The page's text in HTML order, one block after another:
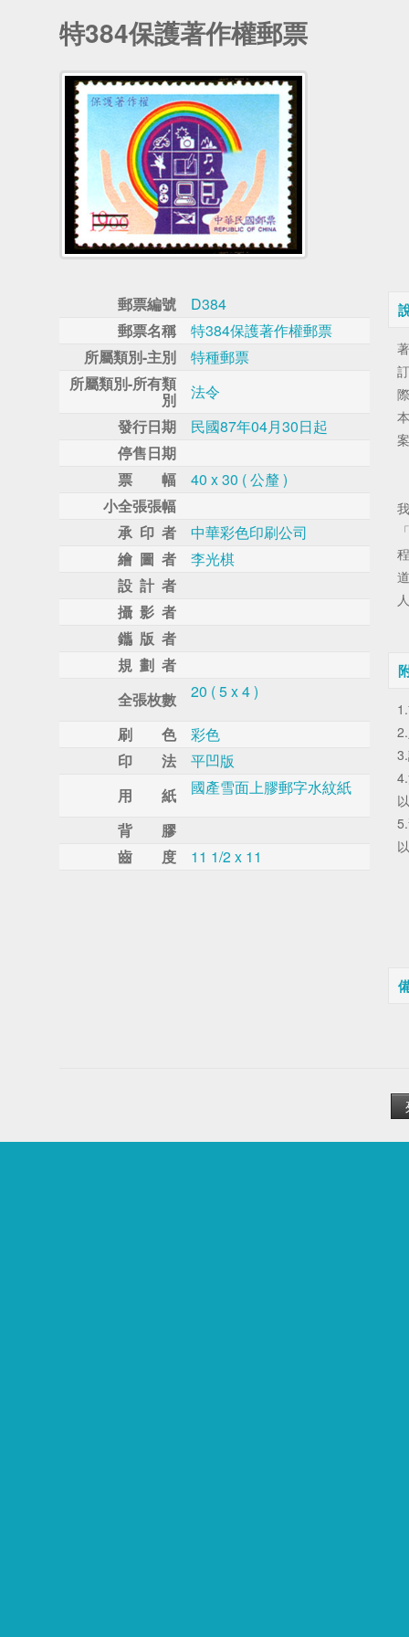
特384保護著作權郵票
郵票編號
D384
郵票名稱
特384保護著作權郵票
所屬類別-主別
特種郵票
所屬類別-所有類
別
法令
發行日期
民國87年04月30日起
停售日期
票 幅
40 x 30 ( 公釐 )
小全張張幅
承 印 者
中華彩色印刷公司
繪 圖 者
李光棋
設 計 者
攝 影 者
鑴 版 者
規 劃 者
全張枚數
20 ( 5 x 4 )
刷 色
彩色
印 法
平凹版
用 紙
國產雪面上膠郵字水紋紙
背 膠
齒 度
11 1/2 x 11